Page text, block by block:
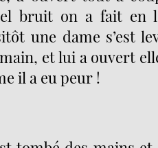
bruit on a fait en
une dame s’est
et lui a ouvert
il a eu peur !